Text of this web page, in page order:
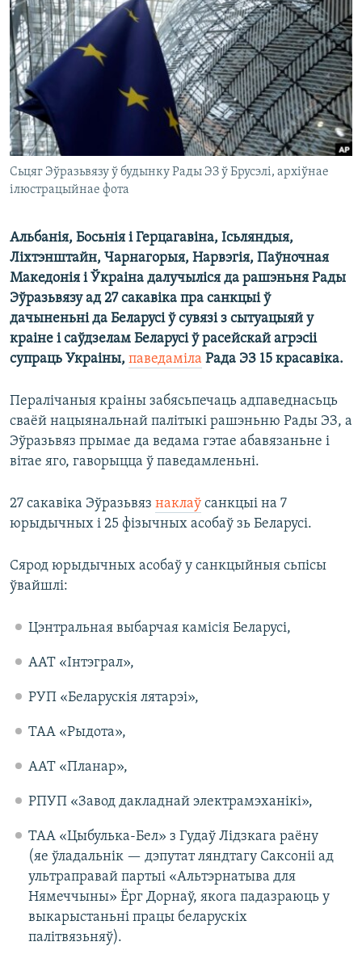
КУЛЬТУРА
КАЛЯНДАР
МОВА
НА ХВАЛЯХ СВАБОДЫ
Сьцяг Эўразьвязу ў будынку Рады ЭЗ ў Брусэлі, архіўнае
ілюстрацыйнае фота
Альбанія, Босьнія і Герцагавіна, Ісьляндыя,
Ліхтэнштайн, Чарнагорыя, Нарвэгія, Паўночная
Македонія і Ўкраіна далучыліся да рашэньня Рады
Эўразьвязу ад 27 сакавіка пра санкцыі ў
дачыненьні да Беларусі ў сувязі з сытуацыяй у
краіне і саўдзелам Беларусі ў расейскай агрэсіі
супраць Украіны, паведаміла Рада ЭЗ 15 красавіка.
Пералічаныя краіны забясьпечаць адпаведнасьць
сваёй нацыянальнай палітыкі рашэньню Рады ЭЗ, а
Эўразьвяз прымае да ведама гэтае абавязаньне і
вітае яго, гаворыцца ў паведамленьні.
27 сакавіка Эўразьвяз наклаў санкцыі на 7
юрыдычных і 25 фізычных асобаў зь Беларусі.
Сярод юрыдычных асобаў у санкцыйныя сьпісы
ўвайшлі:
Цэнтральная выбарчая камісія Беларусі,
ААТ «Інтэграл»,
РУП «Беларускія лятарэі»,
ТАА «Рыдота»,
ААТ «Планар»,
РПУП «Завод дакладнай электрамэханікі»,
ТАА «Цыбулька-Бел» з Гудаў Лідзкага раёну
(яе ўладальнік — дэпутат ляндтагу Саксоніі ад
ультраправай партыі «Альтэрнатыва для
Нямеччыны» Ёрг Дорнаў, якога падазраюць у
выкарыстаньні працы беларускіх
палітвязьняў).